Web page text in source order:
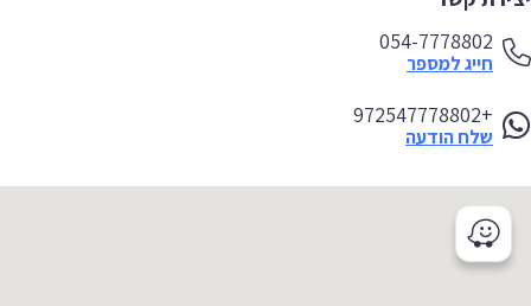
054-7778802
חייג למספר
+972547778802
שלח הודעה